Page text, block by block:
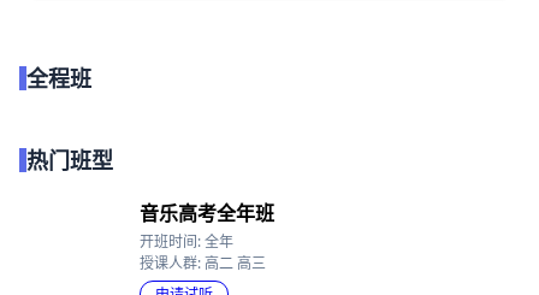
音乐高考全年班
开班时间: 全年